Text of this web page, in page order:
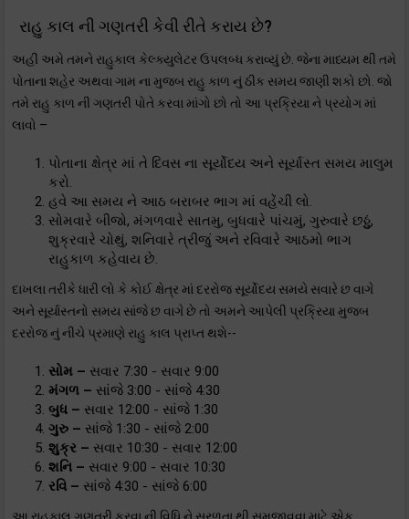
રાહુ કાલ ની ગણતરી કેવી રીતે કરાય છે?
અહીં અમે તમને રાહુકાલ કેલ્ક્યુલેટર ઉપલબ્ધ કરાવ્યું છે. જેના માધ્યમ થી તમે
પોતાના શહેર અથવા ગામ ના મુજબ રાહુ કાળ નું ઠીક સમય જાણી શકો છો. જો
તમે રાહુ કાળ ની ગણતરી પોતે કરવા માંગો છો તો આ પ્રક્રિયા ને પ્રયોગ માં
લાવો –
પોતાના ક્ષેત્ર માં તે દિવસ ના સૂર્યોદય અને સૂર્યાસ્ત સમય માલુમ
કરો.
હવે આ સમય ને આઠ બરાબર ભાગ માં વહેંચી લો.
સોમવારે બીજો, મંગળવારે સાતમુ, બુધવારે પાંચમું, ગુરુવારે છઠ્ઠું,
શુક્રવારે ચોથું, શનિવારે ત્રીજું અને રવિવારે આઠમો ભાગ
રાહુકાળ કહેવાય છે.
દાખલા તરીકે ધારી લો કે કોઈ ક્ષેત્ર માં દરરોજ સૂર્યોદય સમયે સવારે છ વાગે
અને સૂર્યાસ્તનો સમય સાંજે છ વાગે છે તો અમને આપેલી પ્રક્રિયા મુજબ
દરરોજ નું નીચે પ્રમાણે રાહુ કાલ પ્રાપ્ત થશે--
સોમ – સવાર 7:30 - સવાર 9:00
મંગળ – સાંજે 3:00 - સાંજે 4:30
બુધ – સવાર 12:00 - સાંજે 1:30
ગુરુ – સાંજે 1:30 - સાંજે 2:00
શુક્ર – સવાર 10:30 - સવાર 12:00
શનિ – સવાર 9:00 - સવાર 10:30
રવિ – સાંજે 4:30 - સાંજે 6:00